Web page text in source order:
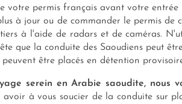
votre permis français avant votre
à jour ou de commander le permis de
à l'aide de radars et de caméras.
que la conduite des Saoudiens peut
peuvent être placés en détention
serein en Arabie saoudite, nous
avoir à vous soucier de la conduite sur